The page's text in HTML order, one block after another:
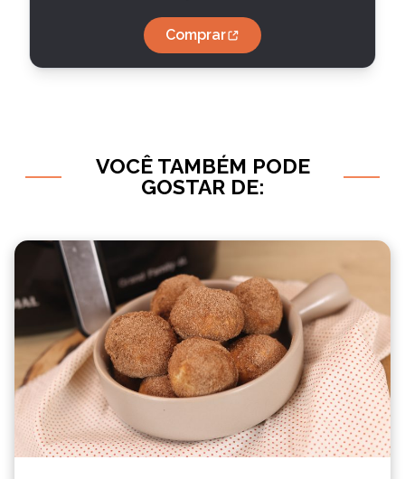
Comprar
VOCÊ TAMBÉM PODE
GOSTAR DE: